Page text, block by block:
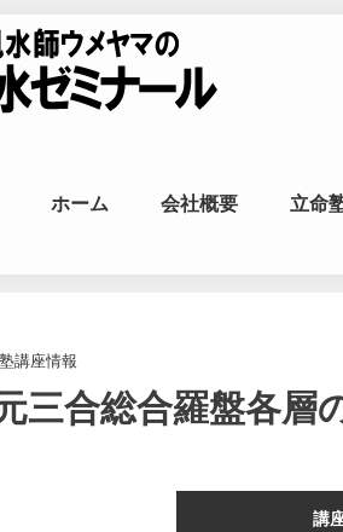
水師ウメ
ホーム 会社概要 立命
講座情報
三合総合羅盤各層
講